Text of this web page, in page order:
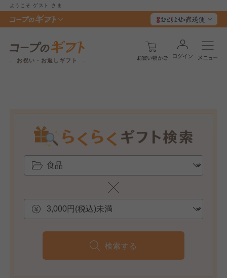
ようこそ ゲスト さま
お祝い・お返しギフト
検索する